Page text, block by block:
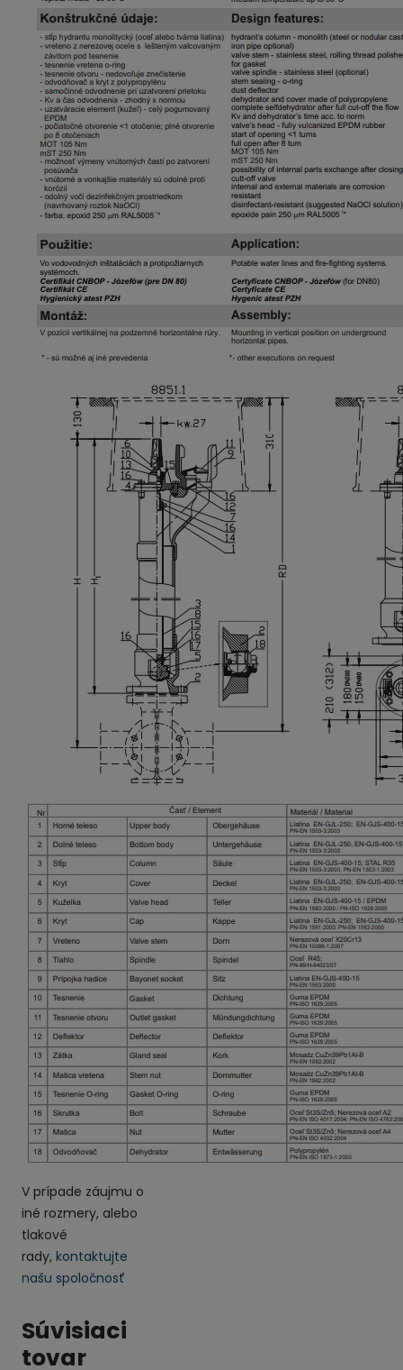
V prípade záujmu o
iné rozmery, alebo
tlakové
rady, kontaktujte
našu spoločnosť
Súvisiaci
tovar